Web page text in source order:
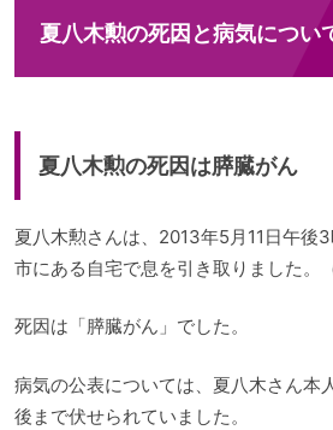
夏八木勲の死因と病気につい
夏八木勲の死因は膵臓がん
夏八木勲さんは、2013年5月11日午後
市にある自宅で息を引き取りました。
死因は「膵臓がん」でした。
病気の公表については、夏八木さん本
後まで伏せられていました。